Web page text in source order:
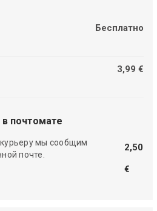
Бесплатно
3,99 €
почтомате
мы сообщим
почте.
2,50
€